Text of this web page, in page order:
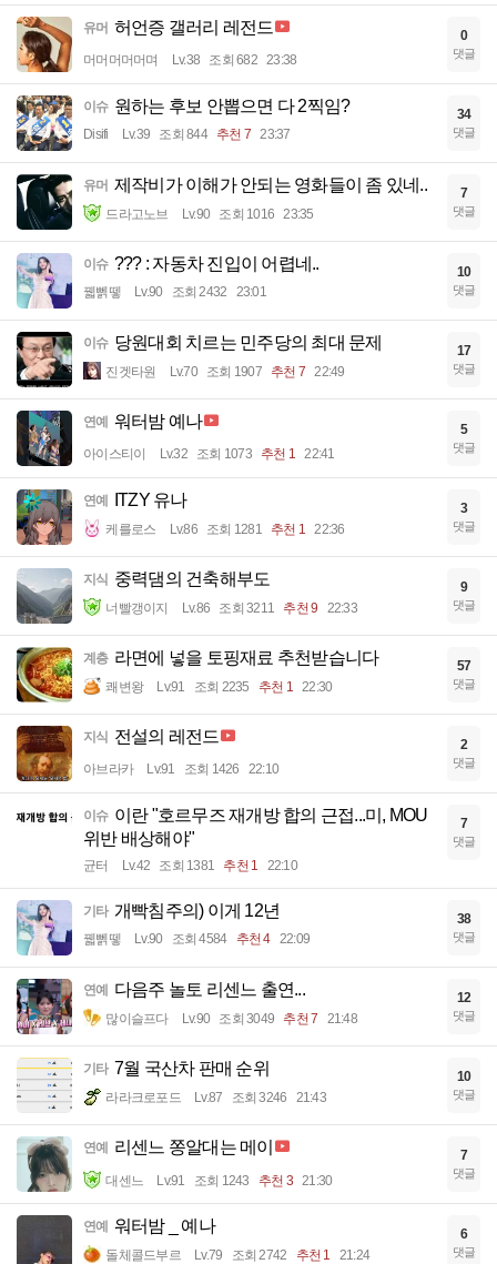
유머 허언증 갤러리 레전드
머머머머머며 Lv.38 조회 682 23:38
0
댓글
이슈 원하는 후보 안뽑으면 다 2찍임?
Disifi Lv.39 조회 844 추천 7 23:37
34
댓글
유머 제작비가 이해가 안되는 영화들이 좀 있네..
드라고노브 Lv.90 조회 1016 23:35
7
댓글
이슈 ??? : 자동차 진입이 어렵네..
꿻뻵뗗 Lv.90 조회 2432 23:01
10
댓글
이슈 당원대회 치르는 민주당의 최대 문제
진겟타원 Lv.70 조회 1907 추천 7 22:49
17
댓글
연예 워터밤 예나
아이스티이 Lv.32 조회 1073 추천 1 22:41
5
댓글
연예 ITZY 유나
케를로스 Lv.86 조회 1281 추천 1 22:36
3
댓글
지식 중력댐의 건축해부도
너빨갱이지 Lv.86 조회 3211 추천 9 22:33
9
댓글
계층 라면에 넣을 토핑재료 추천받습니다
쾌변왕 Lv.91 조회 2235 추천 1 22:30
57
댓글
지식 전설의 레전드
아브라카 Lv.91 조회 1426 22:10
2
댓글
이슈 이란 "호르무즈 재개방 합의 근접...미, MOU
위반 배상해야"
균터 Lv.42 조회 1381 추천 1 22:10
7
댓글
기타 개빡침주의) 이게 12년
꿻뻵뗗 Lv.90 조회 4584 추천 4 22:09
38
댓글
연예 다음주 놀토 리센느 출연...
많이슬프다 Lv.90 조회 3049 추천 7 21:48
12
댓글
기타 7월 국산차 판매 순위
라라크로포드 Lv.87 조회 3246 21:43
10
댓글
연예 리센느 쫑알대는 메이
대센느 Lv.91 조회 1243 추천 3 21:30
7
댓글
연예 워터밤 _ 예나
돌체콜드부르 Lv.79 조회 2742 추천 1 21:24
6
댓글